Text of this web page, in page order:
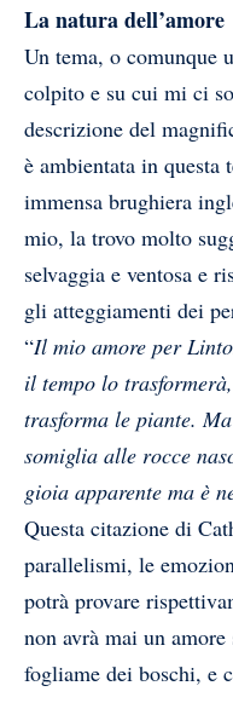
La natura dell’amore
Un tema, o comunque
colpito e su cui mi ci
descrizione del
è ambientata in questa
immensa brughiera
mio, la trovo molto
selvaggia e ventosa e
gli atteggiamenti dei
“Il mio amore per
il tempo lo
trasforma le piante.
somiglia alle rocce
gioia apparente ma è
Questa citazione di
parallelismi, le
potrà provare
non avrà mai un
fogliame dei boschi, e